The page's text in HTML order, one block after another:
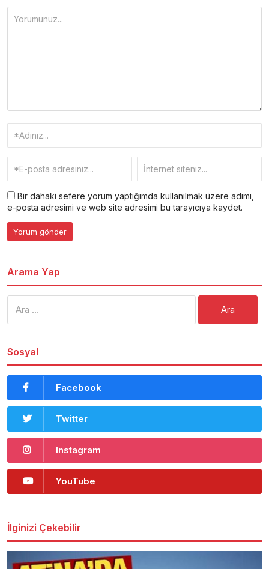
Bir dahaki sefere yorum yaptığımda kullanılmak üzere adımı,
e-posta adresimi ve web site adresimi bu tarayıcıya kaydet.
Arama Yap
Sosyal
Facebook
Twitter
Instagram
YouTube
İlginizi Çekebilir